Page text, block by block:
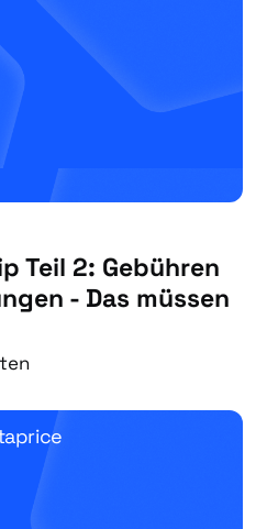
Teil 2: Gebühren
- Das müssen